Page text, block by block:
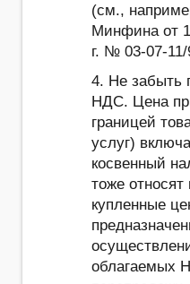
(см.,
Минфина от
г. № 03-07-11/
4. Не забыть
НДС. Цена
границей
услуг)
косвенный
тоже относят
купленные
облагаемых